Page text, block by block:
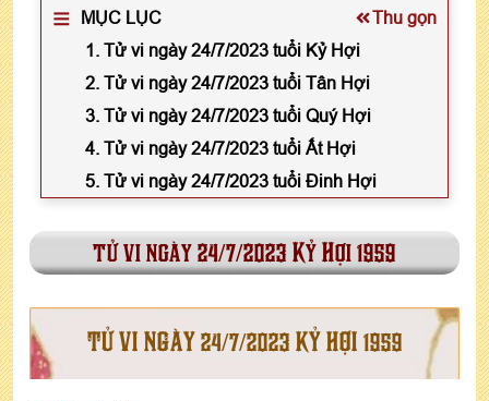
MỤC LỤC
Thu gọn
1. Tử vi ngày 24/7/2023 tuổi Kỷ Hợi
2. Tử vi ngày 24/7/2023 tuổi Tân Hợi
3. Tử vi ngày 24/7/2023 tuổi Quý Hợi
4. Tử vi ngày 24/7/2023 tuổi Ất Hợi
5. Tử vi ngày 24/7/2023 tuổi Đinh Hợi
tử vi ngày 24/7/2023 Kỷ Hợi 1959
TỬ VI NGÀY 24/7/2023 KỶ HỢI 1959